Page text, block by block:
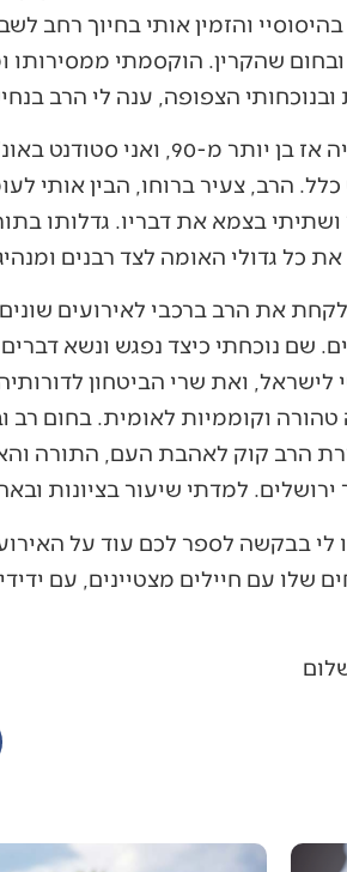
בהיסוסיי והזמין אותי בחיוך רחב
שהקרין. הוקסמתי
ובנוכחותי הצפופה, ענה לי הרב
הוא היה אז בן יותר
כלל. הרב, צעיר ברוחו, הבין אותי
בצמא את דבריו. גדלותו
את כל גדולי האומה לצד רבנים
לקחת את הרב ברכבי לאירועים
שם נוכחתי כיצד נפגש ונשא
לישראל, ואת שרי הביטחון
טהורה וקוממיות לאומית. בחום רב
הרב קוק לאהבת העם, התורה
ירושלים. למדתי שיעור בציונות
לי בבקשה לספר לכם עוד על
שלו עם חיילים מצטיינים, עם